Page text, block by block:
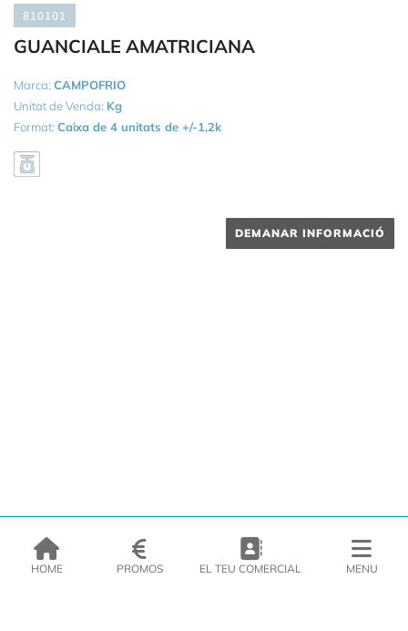
810101
GUANCIALE AMATRICIANA
Marca: CAMPOFRIO
Unitat de Venda: Kg
Format: Caixa de 4 unitats de +/-1,2k
DEMANAR INFORMACIÓ
HOME PROMOS EL TEU COMERCIAL MENU